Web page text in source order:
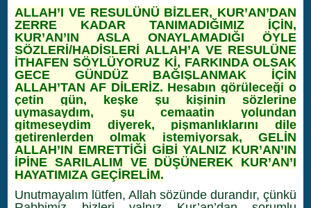
ALLAH’I VE RESULÜNÜ BİZLER, KUR’AN’DAN
ZERRE KADAR TANIMADIĞIMIZ İÇİN,
KUR’AN’IN ASLA ONAYLAMADIĞI ÖYLE
SÖZLERİ/HADİSLERİ ALLAH’A VE RESULÜNE
İTHAFEN SÖYLÜYORUZ Kİ, FARKINDA OLSAK
GECE GÜNDÜZ BAĞIŞLANMAK İÇİN
ALLAH’TAN AF DİLERİZ. Hesabın görüleceği o
çetin gün, keşke şu kişinin sözlerine
uymasaydım, şu cemaatin yolundan
gitmeseydim diyerek, pişmanlıklarını dile
getirenlerden olmak istemiyorsak, GELİN
ALLAH’IN EMRETTİĞİ GİBİ YALNIZ KUR’AN’IN
İPİNE SARILALIM VE DÜŞÜNEREK KUR’AN’I
HAYATIMIZA GEÇİRELİM.
Unutmayalım lütfen, Allah sözünde durandır, çünkü